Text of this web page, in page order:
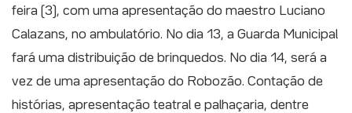
feira (3), com uma apresentação do maestro Luciano
Calazans, no ambulatório. No dia 13, a Guarda Municipal
fará uma distribuição de brinquedos. No dia 14, será a
vez de uma apresentação do Robozão. Contação de
histórias, apresentação teatral e palhaçaria, dentre